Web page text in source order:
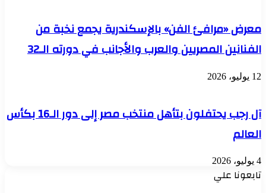
معرض «مرافئ الفن» بالإسكندرية يجمع نخبة من
الفنانين المصريين والعرب والأجانب في دورته الـ32
12 يوليو، 2026
آل رجب يحتفلون بتأهل منتخب مصر إلى دور الـ16 بكأس
العالم
4 يوليو، 2026
تابعونا علي